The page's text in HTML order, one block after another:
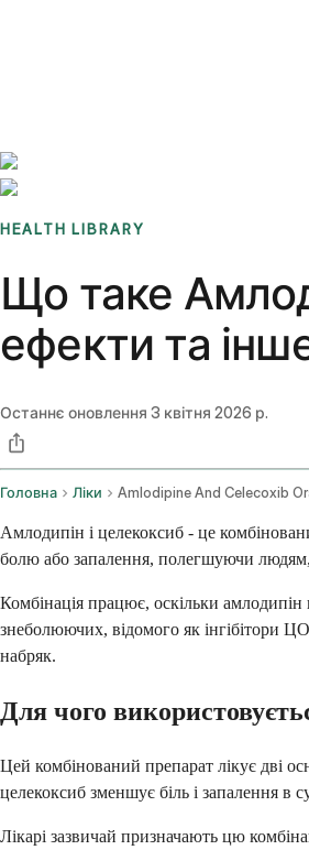
HEALTH LIBRARY
Що таке
ефекти та
Останнє оновлення 3 квітня 2026 р.
Головна Ліки Amlodipine And Celecoxib
Амлодипін і целекоксиб - це
болю або запалення, полегшуючи людям,
Комбінація працює, оскільки амлодипін
знеболюючих, відомого як інгібітори
набряк.
Для чого
Цей комбінований препарат лікує дві
целекоксиб зменшує біль і запалення в
Лікарі зазвичай призначають цю